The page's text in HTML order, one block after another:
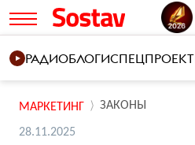
РАДИОБЛОГИ
МАРКЕТИНГ ЗАКОНЫ
28.11.2025